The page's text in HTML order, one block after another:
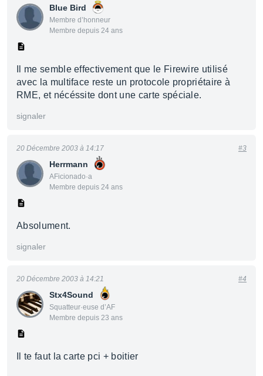
Blue Bird
Membre d’honneur
Membre depuis 24 ans
Il me semble effectivement que le Firewire utilisé
avec la multiface reste un protocole propriétaire à
RME, et nécéssite dont une carte spéciale.
signaler
Herrmann
AFicionado·a
Membre depuis 24 ans
20 Décembre 2003 à 14:17 #3
Absolument.
signaler
Stx4Sound
Squatteur·euse d’AF
Membre depuis 23 ans
20 Décembre 2003 à 14:21 #4
Il te faut la carte pci + boitier